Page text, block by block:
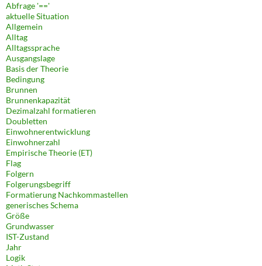
Abfrage '=='
aktuelle Situation
Allgemein
Alltag
Alltagssprache
Ausgangslage
Basis der Theorie
Bedingung
Brunnen
Brunnenkapazität
Dezimalzahl formatieren
Doubletten
Einwohnerentwicklung
Einwohnerzahl
Empirische Theorie (ET)
Flag
Folgern
Folgerungsbegriff
Formatierung Nachkommastellen
generisches Schema
Größe
Grundwasser
IST-Zustand
Jahr
Logik